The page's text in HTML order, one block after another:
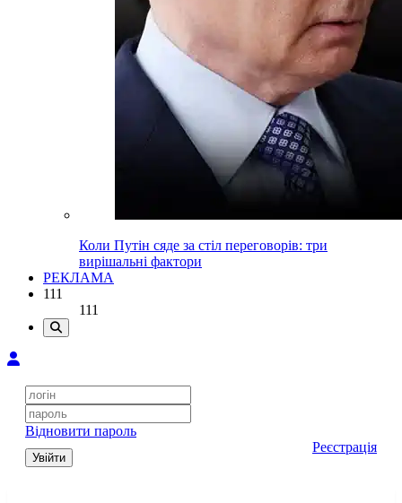
Коли Путін сяде за стіл переговорів: три
вирішальні фактори
РЕКЛАМА
111
111
Відновити пароль
Увійти
Реєстрація